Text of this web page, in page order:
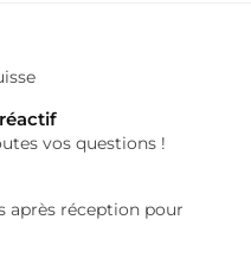
vos questions !
après réception pour